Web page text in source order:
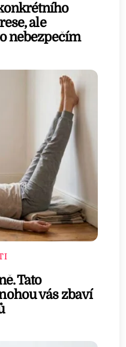
ale
nebezpečím
Tato
vás zbaví